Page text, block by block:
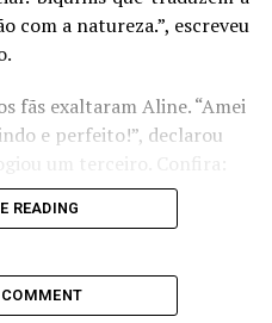
com a natureza.”, escreveu
fãs exaltaram Aline. “Amei
e perfeito!”, declarou
um terceiro. Confira:
READING